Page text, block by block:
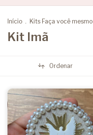
Início . Kits Faça você mesmo
Kit Imã
Ordenar